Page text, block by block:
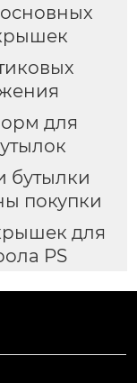
для
бутылки
покупки
для
PS